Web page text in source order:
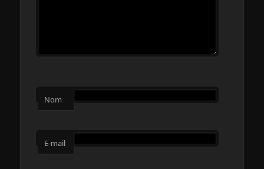
Nom
E-mail